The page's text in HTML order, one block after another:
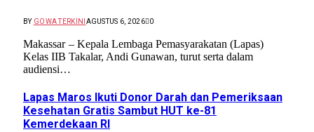
BY GOWA TERKINI AGUSTUS 6, 2026 0
Makassar – Kepala Lembaga Pemasyarakatan (Lapas)
Kelas IIB Takalar, Andi Gunawan, turut serta dalam
audiensi…
Lapas Maros Ikuti Donor Darah dan Pemeriksaan
Kesehatan Gratis Sambut HUT ke-81
Kemerdekaan RI